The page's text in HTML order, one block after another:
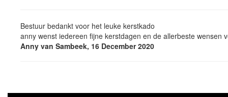
Bestuur bedankt voor het leuke kerstkado
anny wenst iedereen fijne kerstdagen en de allerbeste wensen
Anny van Sambeek, 16 December 2020